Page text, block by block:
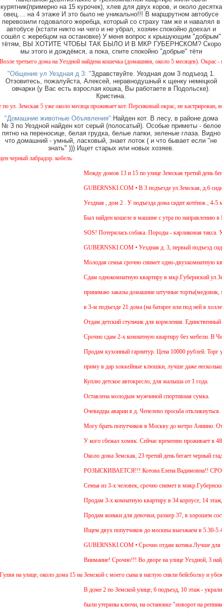
курятник(примерно на 15 курочек), хлев для двух коров, и около десятка
овец.... на 4 этаже И это было не уникально!!! В маршрутном автобусе
перевозили годовалого жеребца, который со страху там же и навалял в
автобусе (кстати никто ни чего и не убрал, хозяин спокойно доехал и
сошёл с жеребцом на остановке) У меня вопрос к крышующим "добрым"
тётям, ВЫ ХОТИТЕ ЧТОБЫ ТАК БЫЛО И В МКР ГУБЕРНСКОМ? Скоро
мы этого и дождёмся, а пока, спите спокойно "добрые" тёти
дома на Уездной найдена кошечка (домашняя, около 5 месяцев). Окрас -
"Общение ул Уездная д 3: "Здравствуйте. Уездная дом 3 подъезд 1.
Отзовитесь, пожалуйста, Алексей, неравнодушный к щенку немецкой
овчарки (у Вас есть взрослая кошка, Вы работаете в Подольске).
Кристина.
Земская 5 уже около месяца проживает кот. Персиковый окрас, не кастрирован,
"Домашние животные Объявления": Найден кот. В лесу, в районе дома
№ 3 по Уездной найден кот серый (полосатый). Особые приметы - белое
пятно на переносице, белая грудка, белые лапки, зеленые глаза. Видно
что домашний - умный, ласковый, знает лоток ( и что бывает если "не
знать" ))) Ищет старых или новых хозяев.
лабрадор. кобель.
Между домов 13 и 15 по улице Земская третий день
GUBERNSKI.COM • В 3 подъезде ул.Земская, д.6
Уездная , дом 2 . У подъезда дома сидит котёнок , 4-5
Был найден кошеле в машине с утра по направлению в
SOS! Потерялась собака. Породы - карликовая такса.
GUBERNSKI.COM • Уездная д. 3, первый подъезд
Молодая семья срочно снимет одно-двухкомнатную
Cдам однокомнатную квартиру в мкр.Губернский
принимаю заказы домашние штучные торты(медовик,
в 3-м подъезде 21 дома (на батарее или под ней в
Отдам детский стульчик для кормления. Единственный
Срочно сдам 2-х комнатную квартиру без мебели. В
Продам кухонный гарнитур. Цена 10000 рублей. Торг
приму в дар хоккейные клюшки, лучше даже несколько:)
Куплю детское автокресло, для малыша от 1 года.
Оставлена молодым мужчиной спортивная сумка.
Очевидцы аварии в д. Чепелево просьба откликнуться.
Могу брать попутчиков в Москву до метро Аннино.
У кого сбежал хомяк. Сейчас временно проживает в 48
Около дома Земская, 23 третий день бегает черный
РОЗЫСКИВАЕТСЯ!!! Котова Елена Вадимовна!!
Семья из 3-х человек, срочно снимет в
Продам 3-х комнатную квартиру в 34 корпусе, 14
Продам коньки для девочки, размер 37, в хорошем
Ищем двух попутчиков до москвы выезжаем в 5.30-5.45
GUBERNSKI.COM • Срочно отдам котика.Лучше для
Внимание! Срочно!!! Во дворе на улице Уездной, 3
улице, около дома 15 на Земской с моего сына в наглую сняли бейсболку и
В доме 2 по Земской улице, 6 подъезд, 10 этаж - украли
были утеряны ключи, на остановке "поворот на